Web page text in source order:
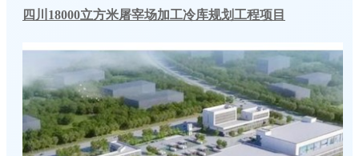
四川18000立方米屠宰场加工冷库规划工程项目